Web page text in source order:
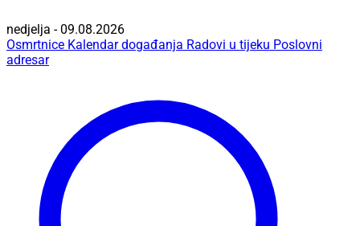
nedjelja - 09.08.2026
Osmrtnice Kalendar događanja Radovi u tijeku Poslovni
adresar